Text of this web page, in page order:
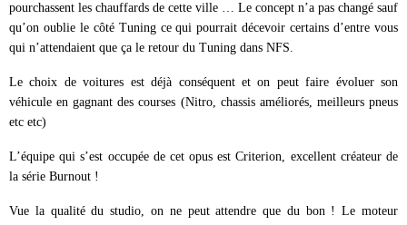
pourchassent les chauffards de cette ville … Le concept n’a pas changé sauf
qu’on oublie le côté Tuning ce qui pourrait décevoir certains d’entre vous
qui n’attendaient que ça le retour du Tuning dans NFS.
Le choix de voitures est déjà conséquent et on peut faire évoluer son
véhicule en gagnant des courses (Nitro, chassis améliorés, meilleurs pneus
etc etc)
L’équipe qui s’est occupée de cet opus est Criterion, excellent créateur de
la série Burnout !
Vue la qualité du studio, on ne peut attendre que du bon ! Le moteur